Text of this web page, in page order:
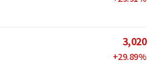
3,020
+29.89%